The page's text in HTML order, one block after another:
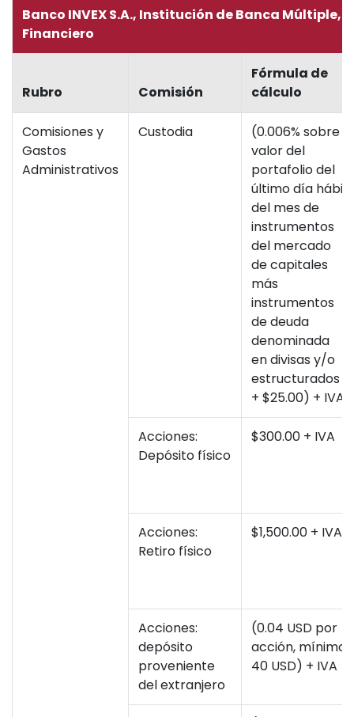
Banco INVEX S.A., Institución de Banca Múltiple,
Financiero
Rubro Comisión
Fórmula de
cálculo
Comisiones y
Gastos
Administrativos
Custodia
(0.006% sobre
valor del
portafolio del
último día hábil
del mes de
instrumentos
del mercado
de capitales
más
instrumentos
de deuda
denominada
en divisas y/o
estructurados
+ $25.00) + IVA
Acciones:
Depósito físico
$300.00 + IVA
Acciones:
Retiro físico
$1,500.00 + IVA
Acciones:
depósito
proveniente
del extranjero
(0.04 USD por
acción, mínimo
40 USD) + IVA